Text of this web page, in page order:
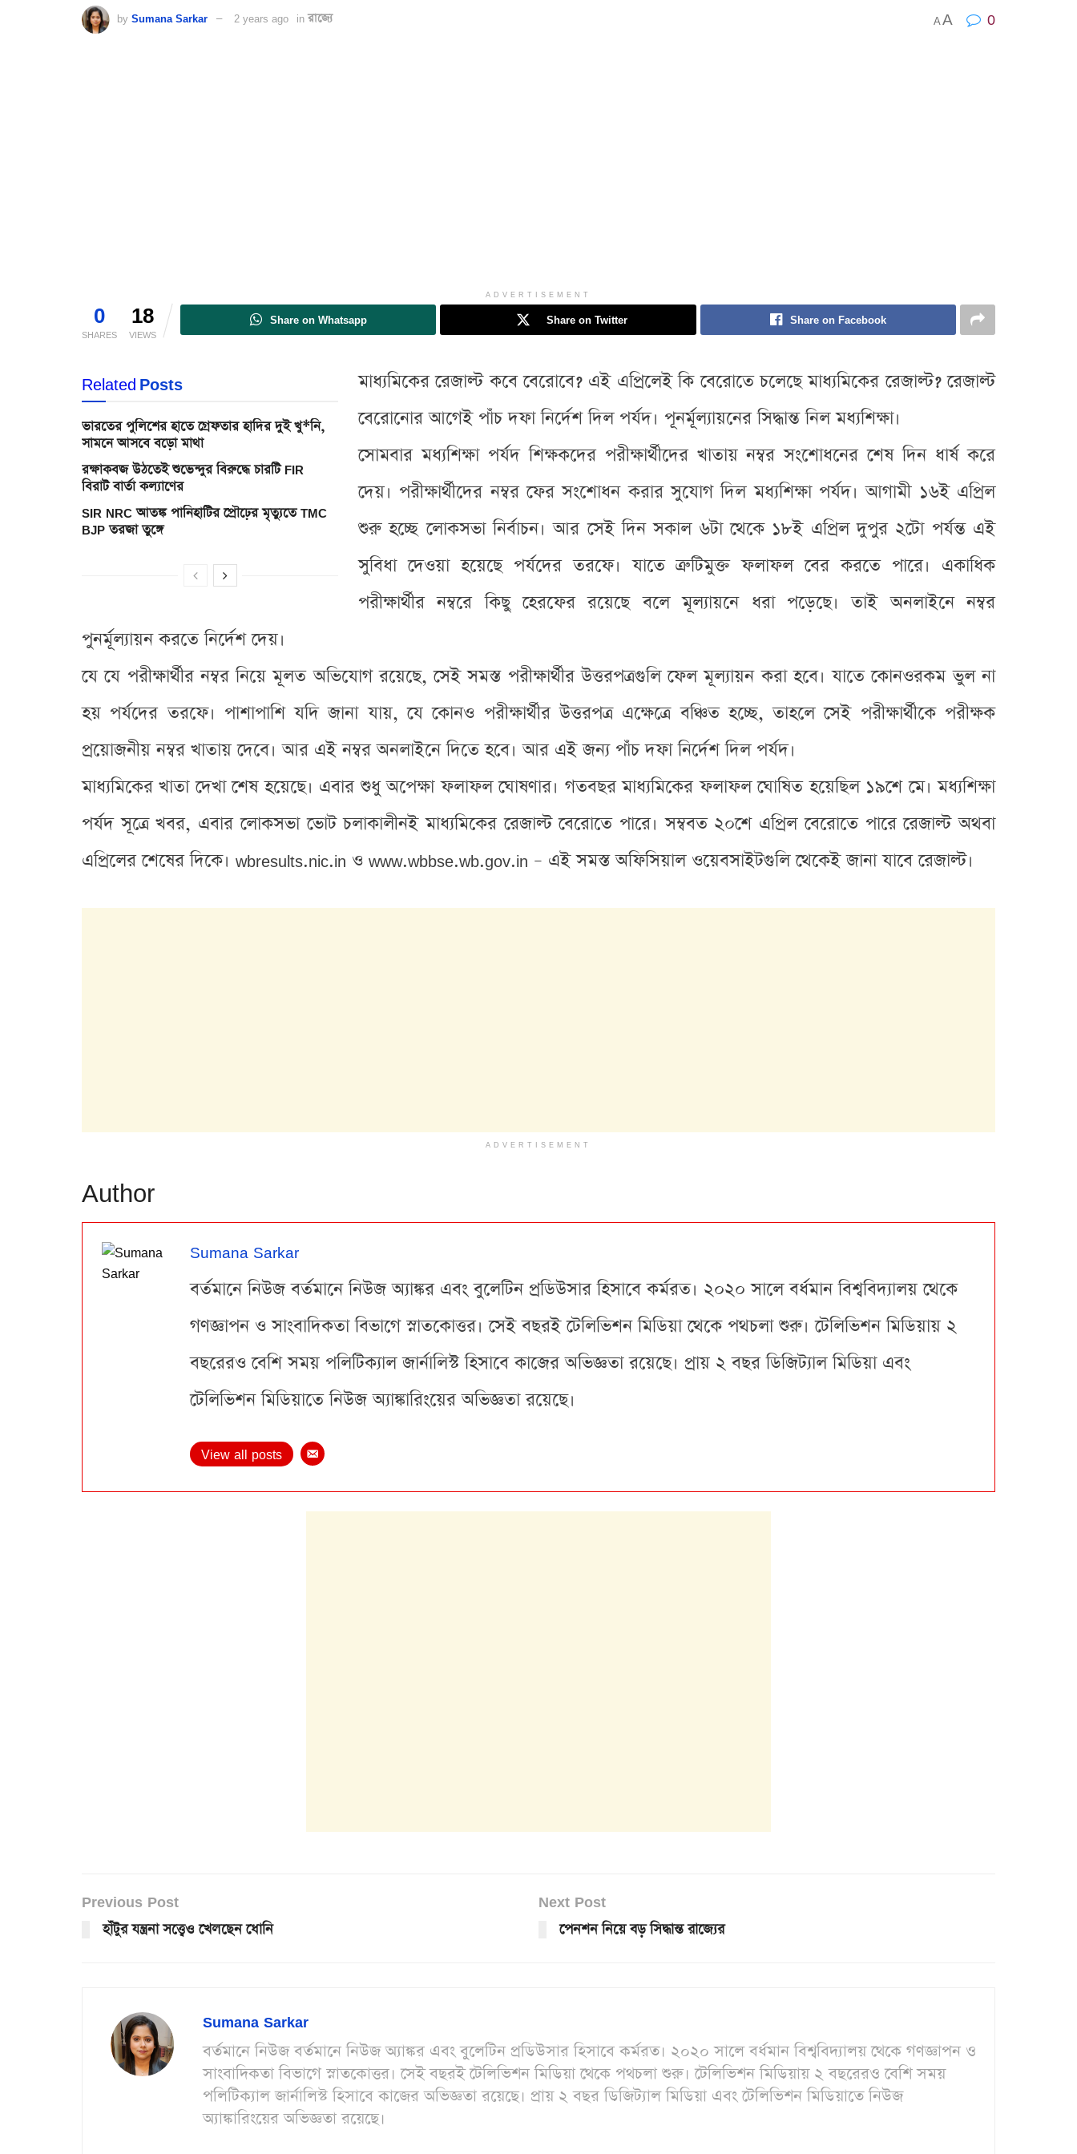
by Sumana Sarkar 2 years ago in রাজ্যে AA 0
ADVERTISEMENT
0
SHARES
18
VIEWS
Share on Whatsapp Share on Twitter Share on Facebook
RelatedPosts
ভারতের পুলিশের হাতে গ্রেফতার হাদির দুই খু*নি,
সামনে আসবে বড়ো মাথা
রক্ষাকবজ উঠতেই শুভেন্দুর বিরুদ্ধে চারটি FIR
বিরাট বার্তা কল্যাণের
SIR NRC আতঙ্ক পানিহাটির প্রৌঢ়ের মৃত্যুতে TMC
BJP তরজা তুঙ্গে
মাধ্যমিকের রেজাল্ট কবে বেরোবে? এই এপ্রিলেই কি বেরোতে চলেছে মাধ্যমিকের রেজাল্ট? রেজাল্ট
বেরোনোর আগেই পাঁচ দফা নির্দেশ দিল পর্যদ। পূনর্মূল্যায়নের সিদ্ধান্ত নিল মধ্যশিক্ষা।
সোমবার মধ্যশিক্ষা পর্যদ শিক্ষকদের পরীক্ষার্থীদের খাতায় নম্বর সংশোধনের শেষ দিন ধার্ষ করে
দেয়। পরীক্ষার্থীদের নম্বর ফের সংশোধন করার সুযোগ দিল মধ্যশিক্ষা পর্যদ। আগামী ১৬ই এপ্রিল
শুরু হচ্ছে লোকসভা নির্বাচন। আর সেই দিন সকাল ৬টা থেকে ১৮ই এপ্রিল দুপুর ২টো পর্যন্ত এই
সুবিধা দেওয়া হয়েছে পর্যদের তরফে। যাতে ত্রুটিমুক্ত ফলাফল বের করতে পারে। একাধিক
পরীক্ষার্থীর নম্বরে কিছু হেরফের রয়েছে বলে মূল্যায়নে ধরা পড়েছে। তাই অনলাইনে নম্বর
পুনর্মূল্যায়ন করতে নির্দেশ দেয়।
যে যে পরীক্ষার্থীর নম্বর নিয়ে মূলত অভিযোগ রয়েছে, সেই সমস্ত পরীক্ষার্থীর উত্তরপত্রগুলি ফেল মূল্যায়ন করা হবে। যাতে কোনওরকম ভুল না
হয় পর্যদের তরফে। পাশাপাশি যদি জানা যায়, যে কোনও পরীক্ষার্থীর উত্তরপত্র এক্ষেত্রে বঞ্চিত হচ্ছে, তাহলে সেই পরীক্ষার্থীকে পরীক্ষক
প্রয়োজনীয় নম্বর খাতায় দেবে। আর এই নম্বর অনলাইনে দিতে হবে। আর এই জন্য পাঁচ দফা নির্দেশ দিল পর্যদ।
মাধ্যমিকের খাতা দেখা শেষ হয়েছে। এবার শুধু অপেক্ষা ফলাফল ঘোষণার। গতবছর মাধ্যমিকের ফলাফল ঘোষিত হয়েছিল ১৯শে মে। মধ্যশিক্ষা
পর্যদ সূত্রে খবর, এবার লোকসভা ভোট চলাকালীনই মাধ্যমিকের রেজাল্ট বেরোতে পারে। সম্ববত ২০শে এপ্রিল বেরোতে পারে রেজাল্ট অথবা
এপ্রিলের শেষের দিকে। wbresults.nic.in ও www.wbbse.wb.gov.in – এই সমস্ত অফিসিয়াল ওয়েবসাইটগুলি থেকেই জানা যাবে রেজাল্ট।
ADVERTISEMENT
Author
Sumana Sarkar
বর্তমানে নিউজ বর্তমানে নিউজ অ্যাঙ্কর এবং বুলেটিন প্রডিউসার হিসাবে কর্মরত। ২০২০ সালে বর্ধমান বিশ্ববিদ্যালয় থেকে
গণজ্ঞাপন ও সাংবাদিকতা বিভাগে স্নাতকোত্তর। সেই বছরই টেলিভিশন মিডিয়া থেকে পথচলা শুরু। টেলিভিশন মিডিয়ায় ২
বছরেরও বেশি সময় পলিটিক্যাল জার্নালিস্ট হিসাবে কাজের অভিজ্ঞতা রয়েছে। প্রায় ২ বছর ডিজিট্যাল মিডিয়া এবং
টেলিভিশন মিডিয়াতে নিউজ অ্যাঙ্কারিংয়ের অভিজ্ঞতা রয়েছে।
View all posts
Previous Post
হাঁটুর যন্ত্রনা সত্ত্বেও খেলছেন ধোনি
Next Post
পেনশন নিয়ে বড় সিদ্ধান্ত রাজ্যের
Sumana Sarkar
বর্তমানে নিউজ বর্তমানে নিউজ অ্যাঙ্কর এবং বুলেটিন প্রডিউসার হিসাবে কর্মরত। ২০২০ সালে বর্ধমান বিশ্ববিদ্যালয় থেকে গণজ্ঞাপন ও
সাংবাদিকতা বিভাগে স্নাতকোত্তর। সেই বছরই টেলিভিশন মিডিয়া থেকে পথচলা শুরু। টেলিভিশন মিডিয়ায় ২ বছরেরও বেশি সময়
পলিটিক্যাল জার্নালিস্ট হিসাবে কাজের অভিজ্ঞতা রয়েছে। প্রায় ২ বছর ডিজিট্যাল মিডিয়া এবং টেলিভিশন মিডিয়াতে নিউজ
অ্যাঙ্কারিংয়ের অভিজ্ঞতা রয়েছে।